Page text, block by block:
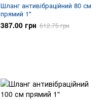
Шланг антивібраційний 80 см
прямий 1"
387.00 грн 612.75 грн